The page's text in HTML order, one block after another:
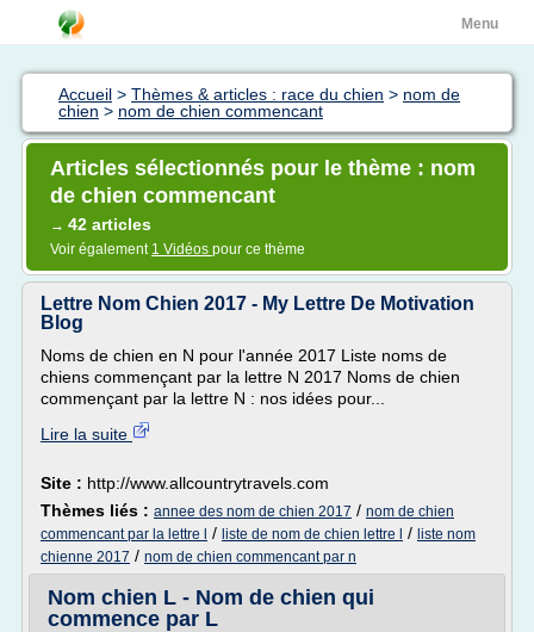
Menu
Accueil > Thèmes & articles : race du chien > nom de
chien > nom de chien commencant
Articles sélectionnés pour le thème : nom
de chien commencant
→ 42 articles
Voir également 1 Vidéos pour ce thème
Lettre Nom Chien 2017 - My Lettre De Motivation
Blog
Noms de chien en N pour l'année 2017 Liste noms de
chiens commençant par la lettre N 2017 Noms de chien
commençant par la lettre N : nos idées pour...
Lire la suite
Site : http://www.allcountrytravels.com
Thèmes liés : annee des nom de chien 2017 / nom de chien
commencant par la lettre l
/ liste de nom de chien lettre l / liste nom
chienne 2017 / nom de chien commencant par n
Nom chien L - Nom de chien qui
commence par L